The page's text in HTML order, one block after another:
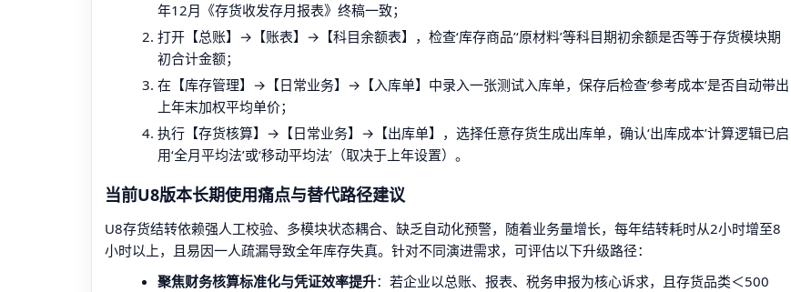
年12月《存货收发存月报表》终稿一致；
打开【总账】→【账表】→【科目余额表】，检查‘库存商品’‘原材料’等科目期初余额是否等于存货模块期
初合计金额；
在【库存管理】→【日常业务】→【入库单】中录入一张测试入库单，保存后检查‘参考成本’是否自动带出
上年末加权平均单价；
执行【存货核算】→【日常业务】→【出库单】，选择任意存货生成出库单，确认‘出库成本’计算逻辑已启
用‘全月平均法’或‘移动平均法’（取决于上年设置）。
当前U8版本长期使用痛点与替代路径建议
U8存货结转依赖强人工校验、多模块状态耦合、缺乏自动化预警，随着业务量增长，每年结转耗时从2小时增至8
小时以上，且易因一人疏漏导致全年库存失真。针对不同演进需求，可评估以下升级路径：
聚焦财务核算标准化与凭证效率提升：若企业以总账、报表、税务申报为核心诉求，且存货品类＜500